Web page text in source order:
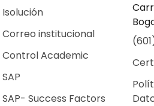
Isolución
Correo institucional
Control Academic
SAP
SAP- Success Factors